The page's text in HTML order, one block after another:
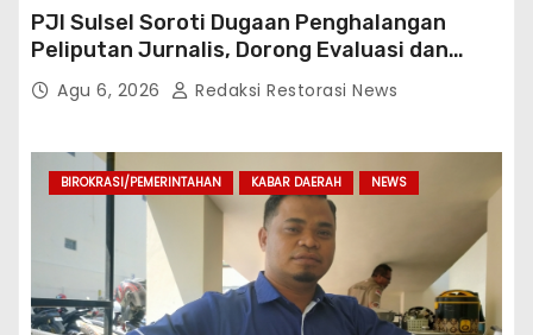
PJI Sulsel Soroti Dugaan Penghalangan
Peliputan Jurnalis, Dorong Evaluasi dan
Penguatan Kemitraan Polri-Pers
Agu 6, 2026 Redaksi Restorasi News
BIROKRASI/PEMERINTAHAN KABAR DAERAH NEWS